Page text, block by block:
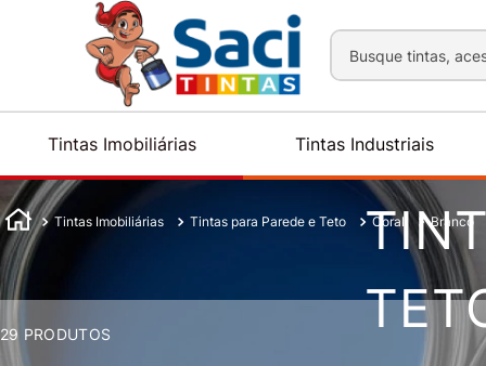
Busque tintas,
Tintas Imobiliárias Tintas Industriais
Tintas Imobiliárias Tintas para Parede e Teto Coral Branco
29 PRODUTOS